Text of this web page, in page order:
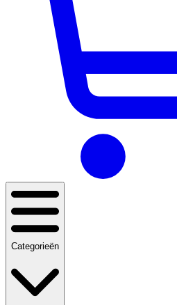
Categorieën